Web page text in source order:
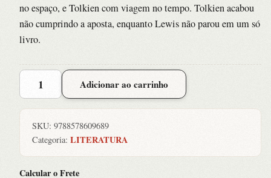
no espaço, e Tolkien com viagem no tempo. Tolkien acabou
não cumprindo a aposta, enquanto Lewis não parou em um só
livro.
PERELANDRA
quantidade
Adicionar ao carrinho
SKU: 9788578609689
Categoria: LITERATURA
Calcular o Frete